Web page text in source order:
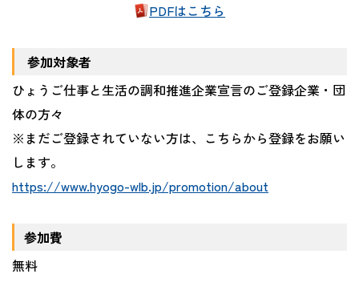
PDFはこちら
参加対象者
ひょうご仕事と生活の調和推進企業宣言のご登録企業・団
体の方々
※まだご登録されていない方は、こちらから登録をお願い
します。
https://www.hyogo-wlb.jp/promotion/about
参加費
無料